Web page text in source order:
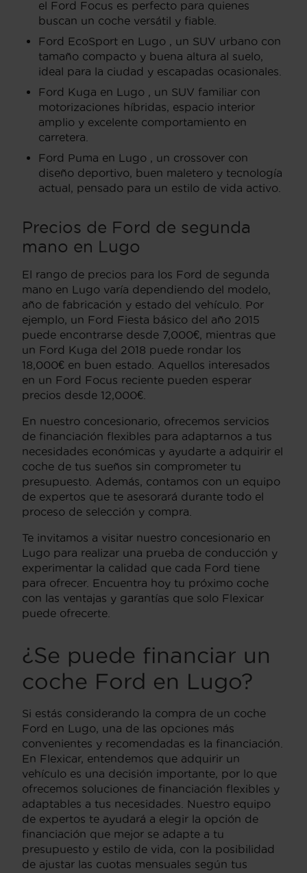
el Ford Focus es perfecto para quienes
buscan un coche versátil y fiable.
Ford EcoSport en Lugo , un SUV urbano con
tamaño compacto y buena altura al suelo,
ideal para la ciudad y escapadas ocasionales.
Ford Kuga en Lugo , un SUV familiar con
motorizaciones híbridas, espacio interior
amplio y excelente comportamiento en
carretera.
Ford Puma en Lugo , un crossover con
diseño deportivo, buen maletero y tecnología
actual, pensado para un estilo de vida activo.
Precios de Ford de segunda
mano en Lugo
El rango de precios para los Ford de segunda
mano en Lugo varía dependiendo del modelo,
año de fabricación y estado del vehículo. Por
ejemplo, un Ford Fiesta básico del año 2015
puede encontrarse desde 7,000€, mientras que
un Ford Kuga del 2018 puede rondar los
18,000€ en buen estado. Aquellos interesados
en un Ford Focus reciente pueden esperar
precios desde 12,000€.
En nuestro concesionario, ofrecemos servicios
de financiación flexibles para adaptarnos a tus
necesidades económicas y ayudarte a adquirir el
coche de tus sueños sin comprometer tu
presupuesto. Además, contamos con un equipo
de expertos que te asesorará durante todo el
proceso de selección y compra.
Te invitamos a visitar nuestro concesionario en
Lugo para realizar una prueba de conducción y
experimentar la calidad que cada Ford tiene
para ofrecer. Encuentra hoy tu próximo coche
con las ventajas y garantías que solo Flexicar
puede ofrecerte.
¿Se puede financiar un
coche Ford en Lugo?
Si estás considerando la compra de un coche
Ford en Lugo, una de las opciones más
convenientes y recomendadas es la financiación.
En Flexicar, entendemos que adquirir un
vehículo es una decisión importante, por lo que
ofrecemos soluciones de financiación flexibles y
adaptables a tus necesidades. Nuestro equipo
de expertos te ayudará a elegir la opción de
financiación que mejor se adapte a tu
presupuesto y estilo de vida, con la posibilidad
de ajustar las cuotas mensuales según tus